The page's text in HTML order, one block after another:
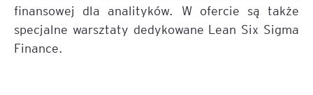
finansowej dla analityków. W ofercie są także
specjalne warsztaty dedykowane Lean Six Sigma
Finance.